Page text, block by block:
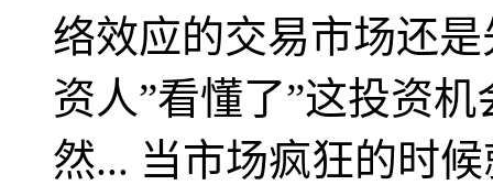
络效应的交易市场还是
资人”看懂了”这投资
然... 当市场疯狂的时